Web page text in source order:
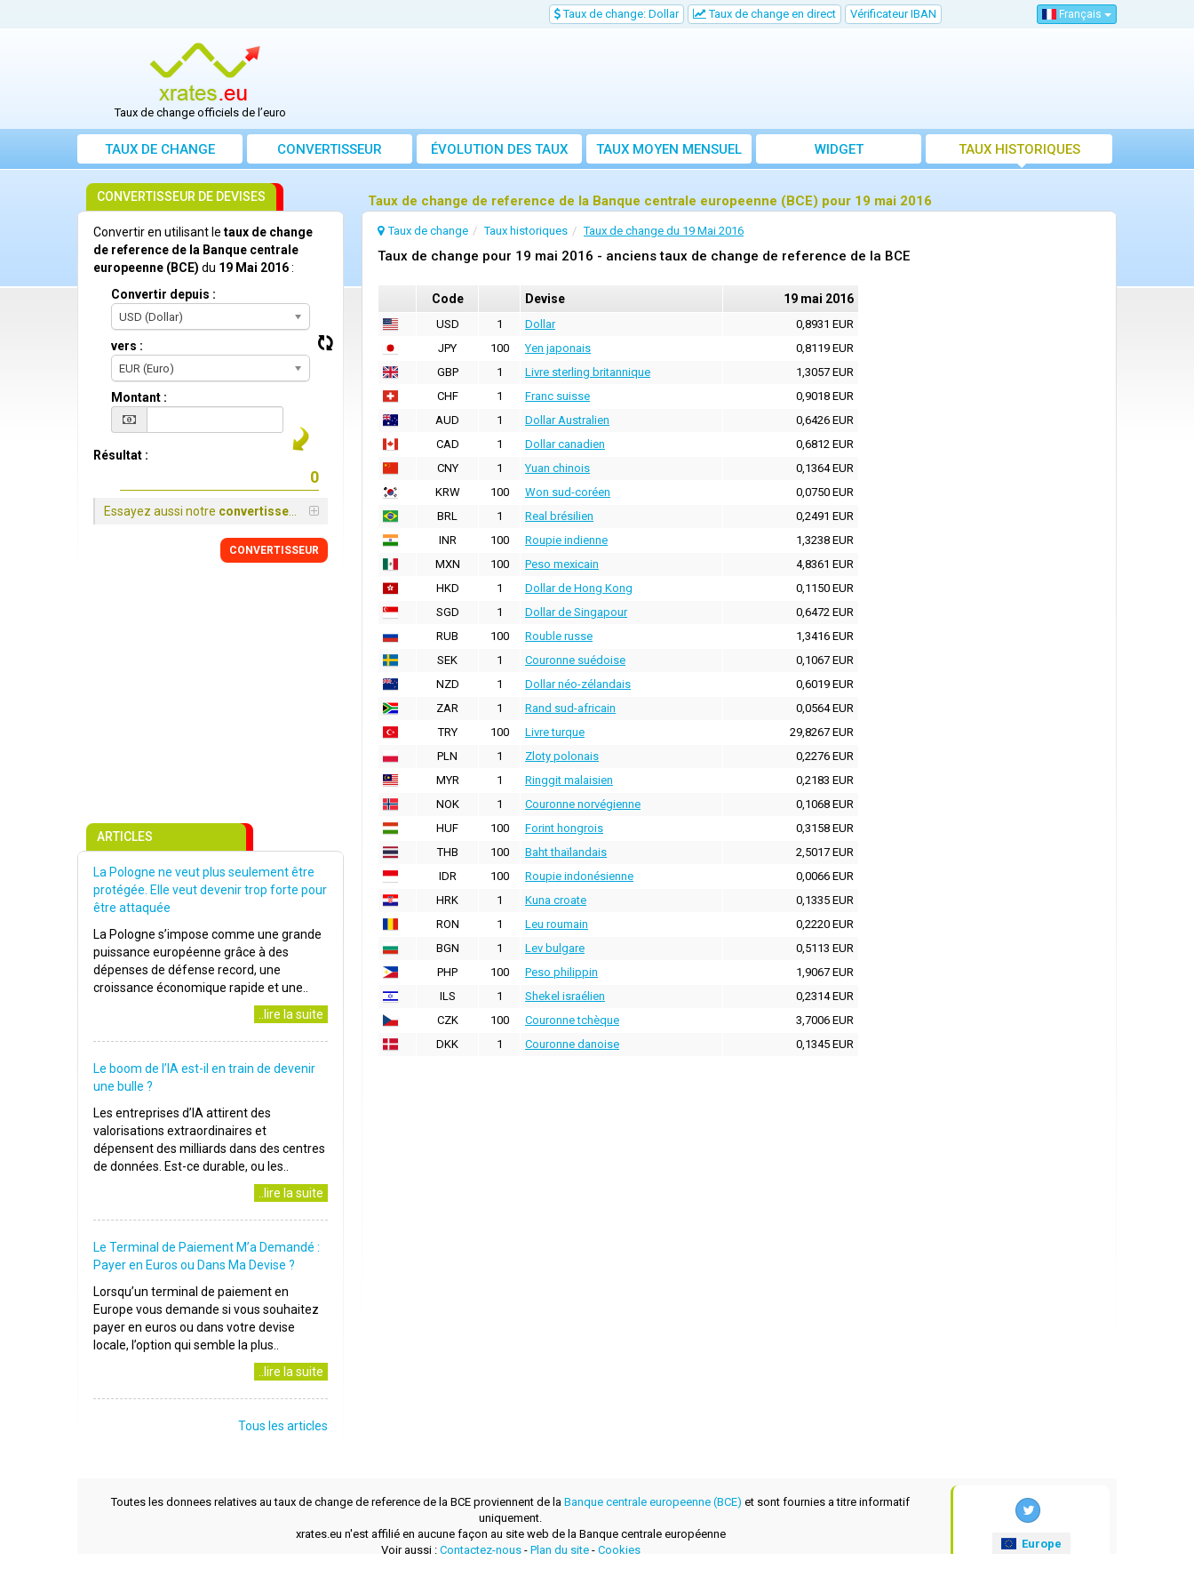
Taux de change: Dollar Taux de change en direct Vérificateur IBAN Français
Taux de change officiels de l’euro
TAUX DE CHANGE CONVERTISSEUR ÉVOLUTION DES TAUX TAUX MOYEN MENSUEL WIDGET TAUX HISTORIQUES
Taux de change de reference de la Banque centrale europeenne (BCE) pour 19 mai 2016
Taux de change Taux historiques Taux de change du 19 Mai 2016
Taux de change pour 19 mai 2016 - anciens taux de change de reference de la BCE
Code Devise 19 mai 2016
USD 1 Dollar
0,8931 EUR
JPY
100 Yen japonais
0,8119 EUR
GBP
1 Livre sterling britannique
1,3057 EUR
CHF
1 Franc suisse
0,9018 EUR
AUD
1 Dollar Australien
0,6426 EUR
CAD
1 Dollar canadien
0,6812 EUR
CNY
1 Yuan chinois
0,1364 EUR
KRW
100 Won sud-coréen
0,0750 EUR
BRL
1 Real brésilien
0,2491 EUR
INR
100 Roupie indienne
1,3238 EUR
MXN
100 Peso mexicain
4,8361 EUR
HKD
1 Dollar de Hong Kong
0,1150 EUR
SGD
1 Dollar de Singapour
0,6472 EUR
RUB
100 Rouble russe
1,3416 EUR
SEK
1 Couronne suédoise
0,1067 EUR
NZD
1 Dollar néo-zélandais
0,6019 EUR
ZAR
1 Rand sud-africain
0,0564 EUR
TRY
100 Livre turque
29,8267 EUR
PLN
1 Zloty polonais
0,2276 EUR
MYR
1 Ringgit malaisien
0,2183 EUR
NOK
1 Couronne norvégienne
0,1068 EUR
HUF
100 Forint hongrois
0,3158 EUR
THB
100 Baht thaïlandais
2,5017 EUR
IDR
100 Roupie indonésienne
0,0066 EUR
HRK
1 Kuna croate
0,1335 EUR
RON
1 Leu roumain
0,2220 EUR
BGN
1 Lev bulgare
0,5113 EUR
PHP
100 Peso philippin
1,9067 EUR
ILS
1 Shekel israélien
0,2314 EUR
CZK
100 Couronne tchèque
3,7006 EUR
DKK
1 Couronne danoise 0,1345 EUR
CONVERTISSEUR DE DEVISES
Convertir en utilisant le taux de change
de reference de la Banque centrale
europeenne (BCE) du 19 Mai 2016:
Convertir depuis :
USD (Dollar)
vers :
EUR (Euro)
Montant :
Résultat :
Essayez aussi notre convertisseur
CONVERTISSEUR
ARTICLES
La Pologne ne veut plus seulement être
protégée. Elle veut devenir trop forte pour
être attaquée
La Pologne s’impose comme une grande
puissance européenne grâce à des
dépenses de défense record, une
croissance économique rapide et une..
..lire la suite
Le boom de l’IA est-il en train de devenir
une bulle ?
Les entreprises d’IA attirent des
valorisations extraordinaires et
dépensent des milliards dans des centres
de données. Est-ce durable, ou les..
..lire la suite
Le Terminal de Paiement M’a Demandé :
Payer en Euros ou Dans Ma Devise ?
Lorsqu’un terminal de paiement en
Europe vous demande si vous souhaitez
payer en euros ou dans votre devise
locale, l’option qui semble la plus..
..lire la suite
Tous les articles
Toutes les donnees relatives au taux de change de reference de la BCE proviennent de la Banque centrale europeenne (BCE) et sont fournies a titre informatif
uniquement.
xrates.eu n'est affilié en aucune façon au site web de la Banque centrale européenne
Voir aussi : Contactez-nous- Plan du site- Cookies
Europe